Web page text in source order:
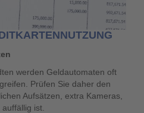
werden Geldautomaten oft
Prüfen Sie daher den
Aufsätzen, extra Kameras,
ist.